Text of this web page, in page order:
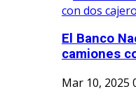
El Banco
camiones
Mar 10, 2025